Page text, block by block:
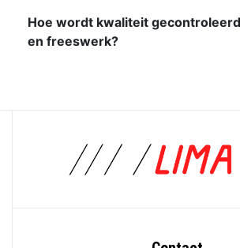
Hoe wordt kwaliteit
en freeswerk?